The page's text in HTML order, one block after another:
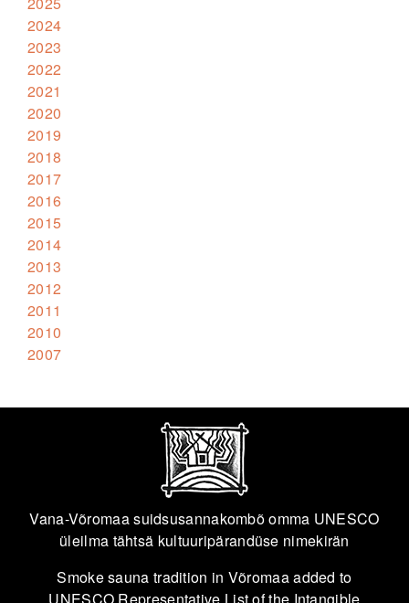
2024
2023
2022
2021
2020
2019
2018
2017
2016
2015
2014
2013
2012
2011
2010
2007
Vana-Võromaa suidsusannakombõ omma UNESCO
üleilma tähtsä kultuuripärandüse nimekirän
Smoke sauna tradition in Võromaa added to
UNESCO Representative List of the Intangible